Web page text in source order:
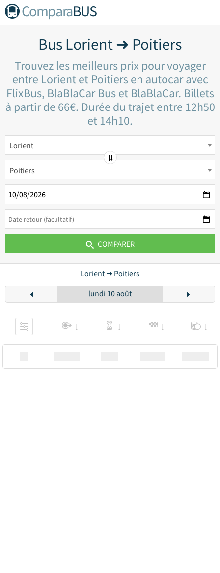
ComparaBUS
Bus Lorient ➜ Poitiers
Trouvez les meilleurs prix pour voyager
entre Lorient et Poitiers en autocar avec
FlixBus, BlaBlaCar Bus et BlaBlaCar. Billets
à partir de 66€. Durée du trajet entre 12h50
et 14h10.
Lorient
Poitiers
COMPARER
Lorient ➜ Poitiers
lundi 10 août